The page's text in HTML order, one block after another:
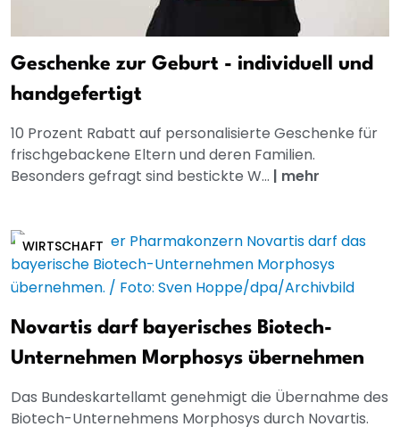
Geschenke zur Geburt - individuell und
handgefertigt
10 Prozent Rabatt auf personalisierte Geschenke für
frischgebackene Eltern und deren Familien.
Besonders gefragt sind bestickte W... | mehr
WIRTSCHAFT
Novartis darf bayerisches Biotech-
Unternehmen Morphosys übernehmen
Das Bundeskartellamt genehmigt die Übernahme des
Biotech-Unternehmens Morphosys durch Novartis.